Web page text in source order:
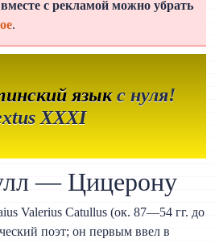
с рекламой можно убрать
.
языкс нуля!
XXXI
— Цицерону
Valerius Catullus (ок. 87—54 гг. до
поэт; он первым ввел в